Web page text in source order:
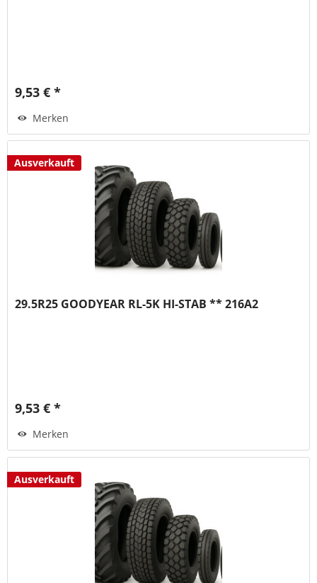
9,53 € *
Merken
Ausverkauft
29.5R25 GOODYEAR RL-5K HI-STAB ** 216A2
9,53 € *
Merken
Ausverkauft